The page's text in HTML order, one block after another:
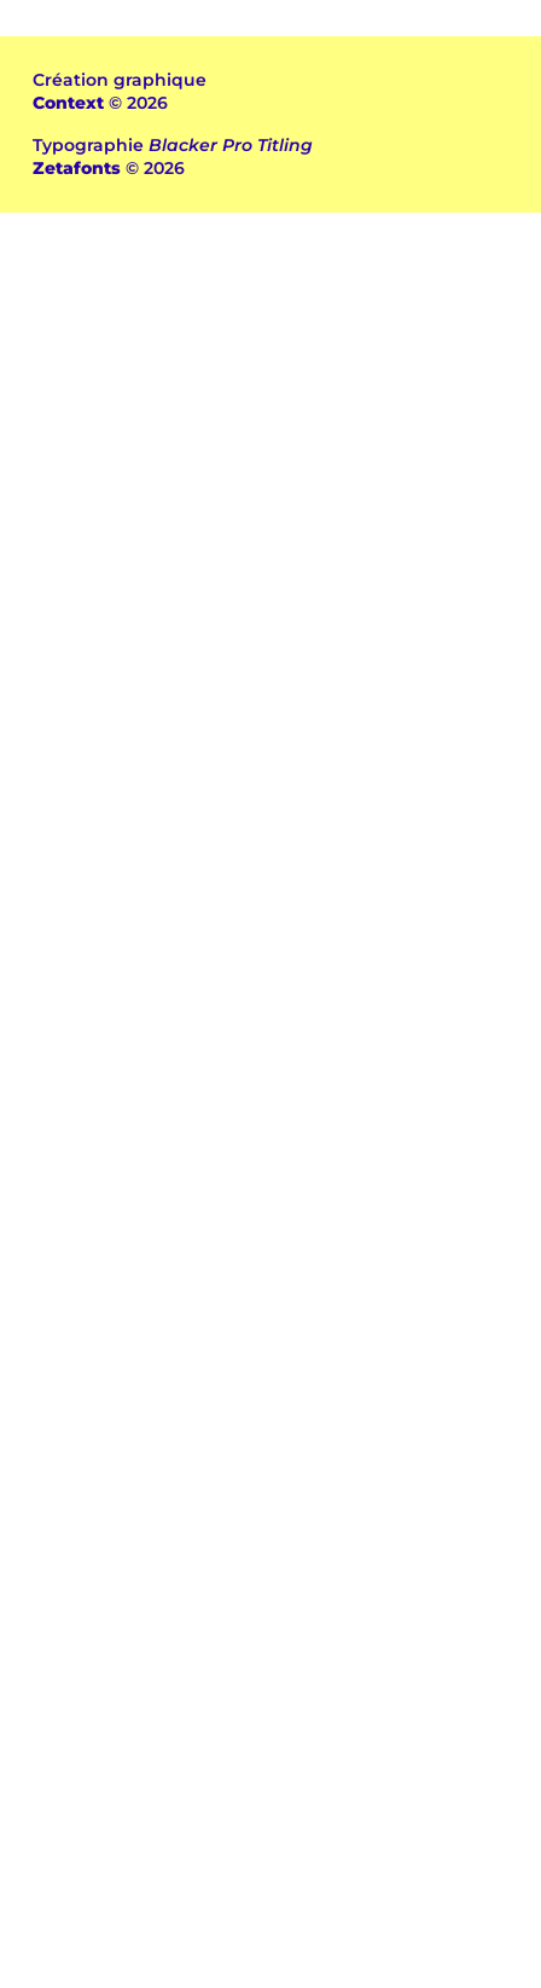
Création graphique
Context © 2026
Typographie Blacker Pro Titling
Zetafonts © 2026